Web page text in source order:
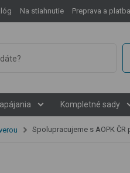
Na stiahnutie Preprava a platba
Kompletné sady
Spolupracujeme s AOPK ČR pri